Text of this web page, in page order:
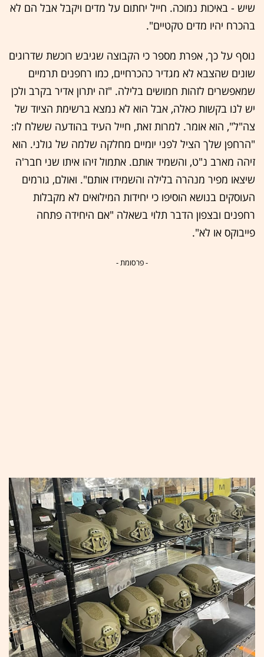
שיש - באיכות נמוכה. חייל יחתום על מדים ויקבל אבל הם לא
בהכרח יהיו מדים טקטיים".
נוסף על כך, אפרת מספר כי הקבוצה שגיבש רוכשת שדרוגים
שונים שהצבא לא מגדיר כהכרחיים, כמו רחפנים תרמיים
שמאפשרים לזהות חמושים בלילה. "זה יתרון אדיר בקרב ולכן
יש לנו בקשות כאלה, אבל הוא לא נמצא ברשימת הציוד של
צה"ל", הוא אומר. למרות זאת, חייל העיד בהודעה ששלח לו:
"הרחפן שלך הציל לפני יומיים מחלקה שלמה של גולני. הוא
זיהה מארב נ"ט, והשמיד אותם. אתמול זיהו איתו שני חבר'ה
שיצאו מפיר מנהרה בלילה והשמידו אותם". ואולם, גורמים
העוסקים בנושא הוסיפו כי יחידות המילואים לא מקבלות
רחפנים ובצפון הדבר תלוי בשאלה "אם היחידה פתחה
פייבוקס או לא".
- פרסומת -